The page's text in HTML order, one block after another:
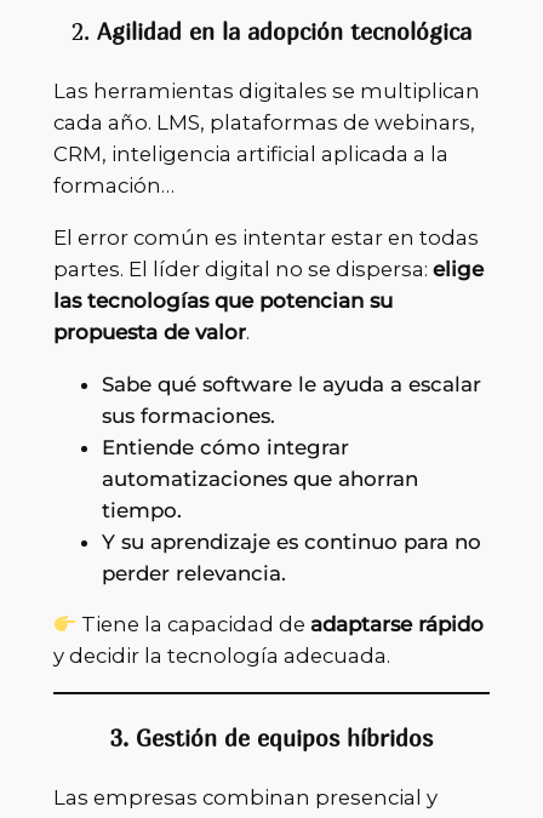
2. Agilidad en la adopción tecnológica
Las herramientas digitales se multiplican
cada año. LMS, plataformas de webinars,
CRM, inteligencia artificial aplicada a la
formación…
El error común es intentar estar en todas
partes. El líder digital no se dispersa: elige
las tecnologías que potencian su
propuesta de valor.
Sabe qué software le ayuda a escalar
sus formaciones.
Entiende cómo integrar
automatizaciones que ahorran
tiempo.
Y su aprendizaje es continuo para no
perder relevancia.
Tiene la capacidad de adaptarse rápido
y decidir la tecnología adecuada.
3. Gestión de equipos híbridos
Las empresas combinan presencial y